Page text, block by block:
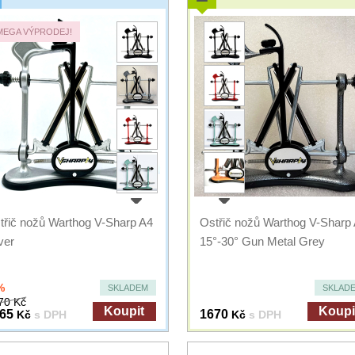
VÝPRODEJ!
nožů Warthog V-Sharp A4
SKLADEM
Kč
Kč s DPH Koupit
Ostřič nožů Warthog V-Sharp
15°-30° Gun Metal Grey
1670 Kč s DPH